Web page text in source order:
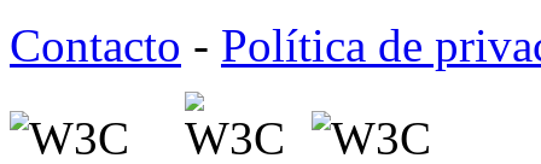
Contacto - Política de